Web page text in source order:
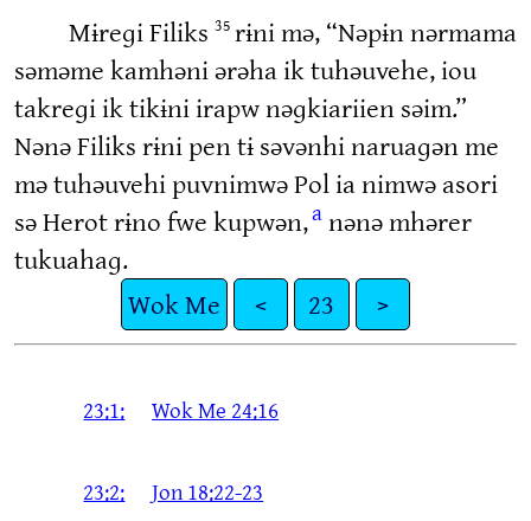
Mɨreɡi Filiks 35 rɨni mə, “Nəpɨn nərmama
səməme kamhəni ərəha ik tuhəuvehe, iou
takreɡi ik tikɨni irapw nəɡkiariien səim.”
Nənə Filiks rɨni pen tɨ səvənhi naruaɡən me
mə tuhəuvehi puvnimwə Pol ia nimwə asori
sə Herot rɨno fwe kupwən,anənə mhərer
tukuahaɡ.
Wok Me
< 23 >
23:1: Wok Me 24:16
23:2: Jon 18:22-23